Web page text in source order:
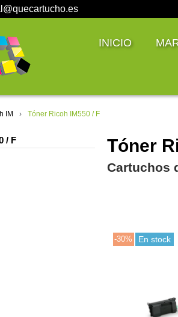
INICIO
IM Tóner Ricoh IM550 / F
/ F Tóner
Cartuchos
-30% En stock